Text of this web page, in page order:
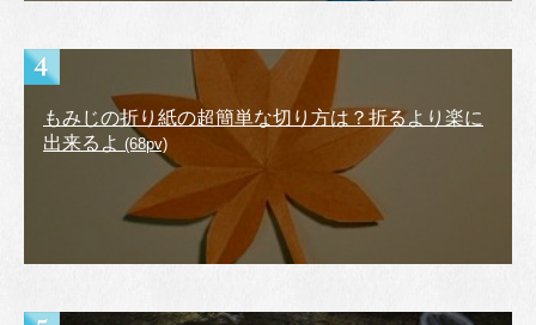
もみじの折り紙の超簡単な切り方は？折るより楽に
出来るよ (68pv)